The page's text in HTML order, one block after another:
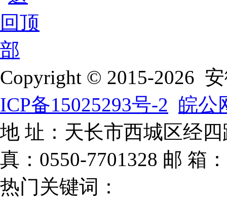
Copyright © 2015-2026
ICP备15025293号-2 皖公
地 址：天长市西城区经四
真：0550-7701328 邮 箱
热门关键词：